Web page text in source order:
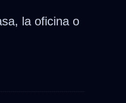
la oficina o